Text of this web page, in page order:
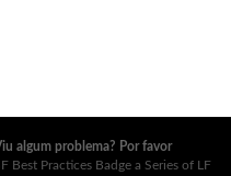
algum problema? Por favor
Best Practices Badge a Series of LF